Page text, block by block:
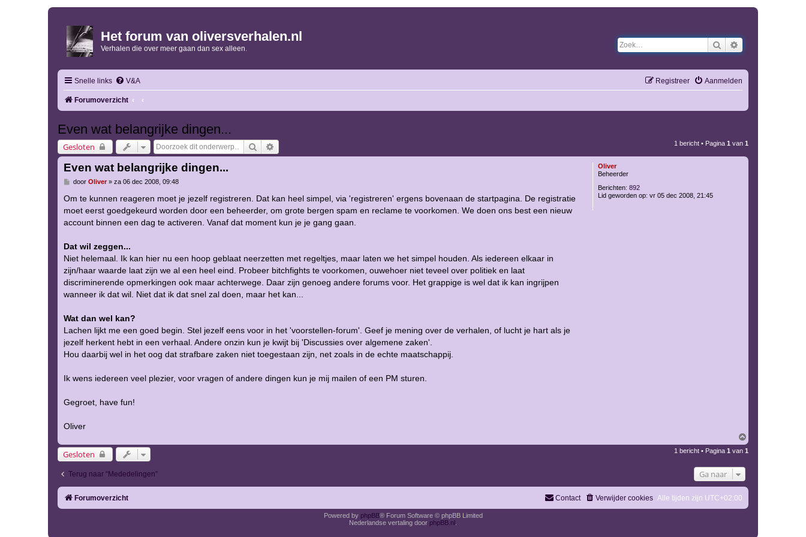
Het forum van oliversverhalen.nl
Verhalen die over meer gaan dan sex alleen. Zoek
Snelle links V&A Aanmelden
Registreer
Forumoverzicht
Even wat belangrijke dingen...
Gesloten Zoek 1 bericht • Pagina 1 van 1
Oliver
Beheerder
Berichten: 892
Lid geworden op: vr 05 dec 2008, 21:45
Even wat belangrijke dingen...
B
r
c
h
t
door Oliver» za 06 dec 2008, 09:48
Om te kunnen reageren moet je jezelf registreren. Dat kan heel simpel, via 'registreren' ergens bovenaan de startpagina. De registratie
moet eerst goedgekeurd worden door een beheerder, om grote bergen spam en reclame te voorkomen. We doen ons best een nieuw
account binnen een dag te activeren. Vanaf dat moment kun je je gang gaan.
Dat wil zeggen...
Niet helemaal. Ik kan hier nu een hoop geblaat neerzetten met regeltjes, maar laten we het simpel houden. Als iedereen elkaar in
zijn/haar waarde laat zijn we al een heel eind. Probeer bitchfights te voorkomen, ouwehoer niet teveel over politiek en laat
discriminerende opmerkingen ook maar achterwege. Daar zijn genoeg andere forums voor. Het grappige is wel dat ik kan ingrijpen
wanneer ik dat wil. Niet dat ik dat snel zal doen, maar het kan...
Wat dan wel kan?
Lachen lijkt me een goed begin. Stel jezelf eens voor in het 'voorstellen-forum'. Geef je mening over de verhalen, of lucht je hart als je
jezelf herkent hebt in een verhaal. Andere onzin kun je kwijt bij 'Discussies over algemene zaken'.
Hou daarbij wel in het oog dat strafbare zaken niet toegestaan zijn, net zoals in de echte maatschappij.
Ik wens iedereen veel plezier, voor vragen of andere dingen kun je mij mailen of een PM sturen.
Gegroet, have fun!
Oliver
m
h
Gesloten 1 bericht • Pagina 1 van 1
Terug naar “Mededelingen” Ga naar
Forumoverzicht Alle tijden zijn UTC+02:00
Verwijder cookies
Contact
Powered by phpBB® Forum Software © phpBB Limited
Nederlandse vertaling door phpBB.nl